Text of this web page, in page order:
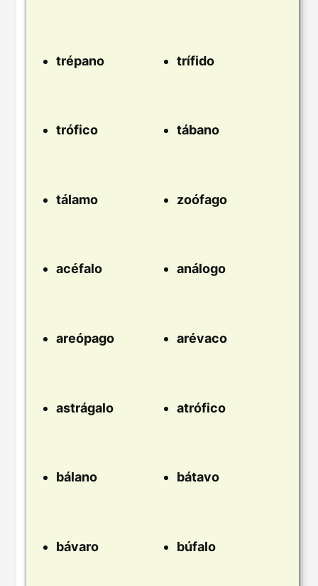
trépano trífido
trófico tábano
tálamo zoófago
acéfalo análogo
areópago arévaco
astrágalo atrófico
bálano bátavo
bávaro búfalo